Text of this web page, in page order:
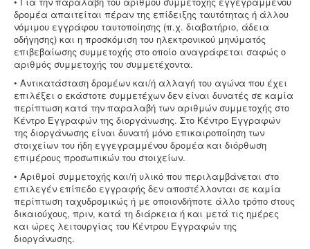
δρομέα απαιτείται πέραν της επίδειξης ταυτότητας ή άλλου
νόμιμου εγγράφου ταυτοποίησης (π.χ. διαβατήριο, άδεια
οδήγησης) και η προσκόμιση του ηλεκτρονικού μηνύματός
επιβεβαίωσης συμμετοχής στο οποίο αναγράφεται σαφώς ο
αριθμός συμμετοχής του συμμετέχοντα.
• Αντικατάσταση δρομέων και/ή αλλαγή του αγώνα που έχει
επιλέξει ο εκάστοτε συμμετέχων δεν είναι δυνατές σε καμία
περίπτωση κατά την παραλαβή των αριθμών συμμετοχής στο
Κέντρο Εγγραφών της διοργάνωσης. Στο Κέντρο Εγγραφών
της διοργάνωσης είναι δυνατή μόνο επικαιροποίηση των
στοιχείων του ήδη εγγεγραμμένου δρομέα και διόρθωση
επιμέρους προσωπικών του στοιχείων.
• Αριθμοί συμμετοχής και/ή υλικό που περιλαμβάνεται στο
επιλεγέν επίπεδο εγγραφής δεν αποστέλλονται σε καμία
περίπτωση ταχυδρομικώς ή με οποιονδήποτε άλλο τρόπο στους
δικαιούχους, πριν, κατά τη διάρκεια ή και μετά τις ημέρες
και ώρες λειτουργίας του Κέντρου Εγγραφών της
διοργάνωσης.